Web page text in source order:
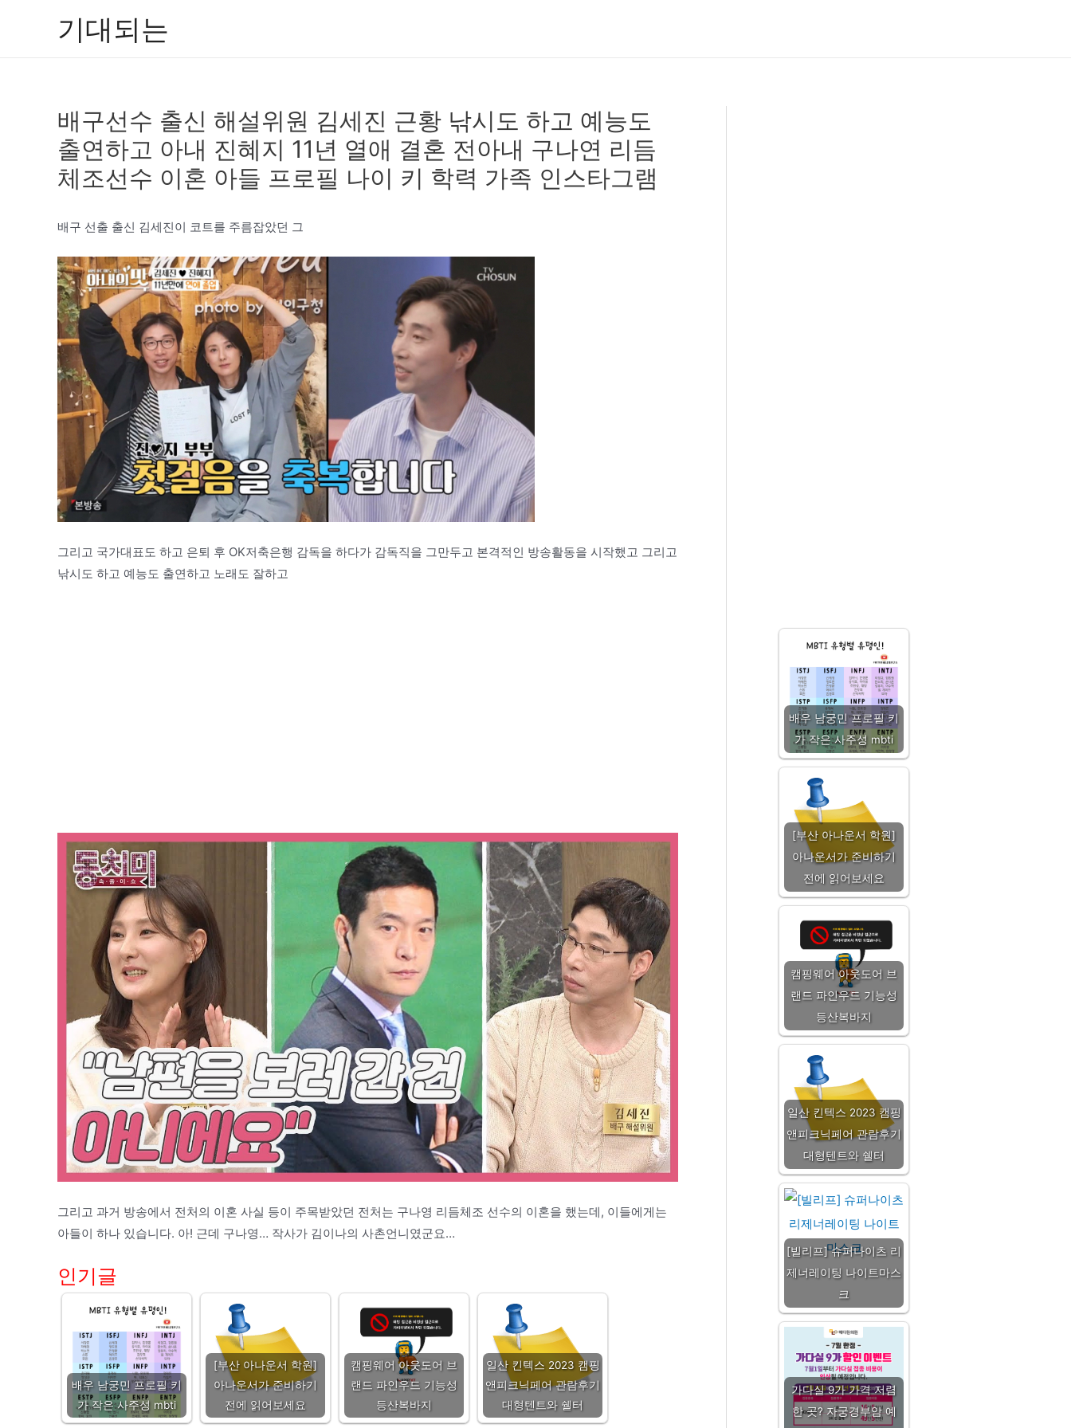
기대되는
배구선수 출신 해설위원 김세진 근황 낚시도 하고 예능도
출연하고 아내 진혜지 11년 열애 결혼 전아내 구나연 리듬
체조선수 이혼 아들 프로필 나이 키 학력 가족 인스타그램
배구 선출 출신 김세진이 코트를 주름잡았던 그
그리고 국가대표도 하고 은퇴 후 OK저축은행 감독을 하다가 감독직을 그만두고 본격적인 방송활동을 시작했고 그리고
낚시도 하고 예능도 출연하고 노래도 잘하고
그리고 과거 방송에서 전처의 이혼 사실 등이 주목받았던 전처는 구나영 리듬체조 선수의 이혼을 했는데, 이들에게는
아들이 하나 있습니다. 아! 근데 구나영… 작사가 김이나의 사촌언니였군요…
인기글
배우 남궁민 프로필 키
가 작은 사주성 mbti
[부산 아나운서 학원]
아나운서가 준비하기
전에 읽어보세요
캠핑웨어 아웃도어 브
랜드 파인우드 기능성
등산복바지
일산 킨텍스 2023 캠핑
앤피크닉페어 관람후기
대형텐트와 쉘터
배우 남궁민 프로필 키
가 작은 사주성 mbti
[부산 아나운서 학원]
아나운서가 준비하기
전에 읽어보세요
캠핑웨어 아웃도어 브
랜드 파인우드 기능성
등산복바지
일산 킨텍스 2023 캠핑
앤피크닉페어 관람후기
대형텐트와 쉘터
[빌리프] 슈퍼나이츠 리
제너레이팅 나이트마스
크
가다실 9가 가격 저렴
한 곳? 자궁경부암 예